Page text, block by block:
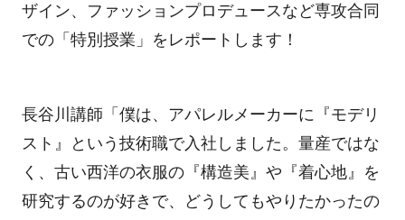
ザイン、ファッションプロデュースなど専攻合同
での「特別授業」をレポートします！
長谷川講師「僕は、アパレルメーカーに『モデリ
スト』という技術職で入社しました。量産ではな
く、古い西洋の衣服の『構造美』や『着心地』を
研究するのが好きで、どうしてもやりたかったの